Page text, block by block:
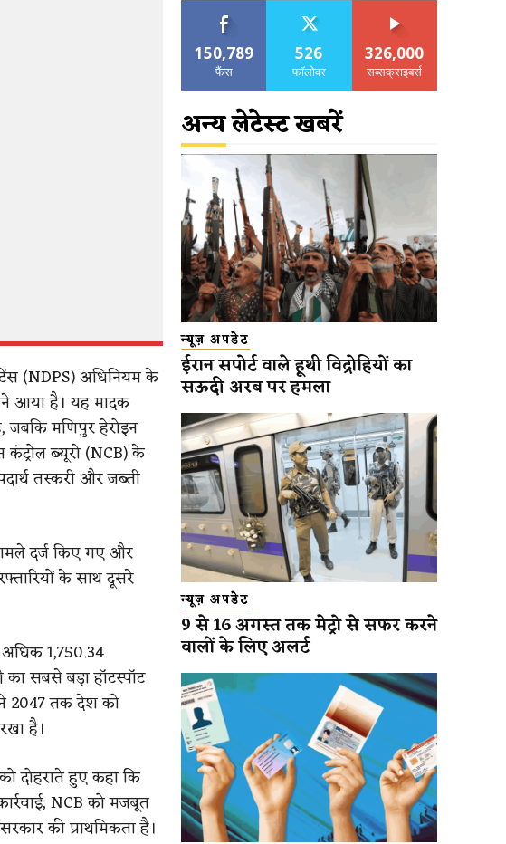
(NDPS) अधिनियम के
आया है। यह मादक
जबकि मणिपुर हेरोइन
ब्यूरो (NCB) के
तस्करी और जब्ती
दर्ज किए गए और
के साथ दूसरे
1,750.34
का सबसे बड़ा हॉटस्पॉट
2047 तक देश को
है।
दोहराते हुए कहा कि
NCB को मजबूत
की प्राथमिकता है।
150,789
फैंस
526
फॉलोवर
326,000
सब्सक्राइबर्स
अन्य लेटेस्ट खबरें
न्यूज़ अपडेट
ईरान सपोर्ट वाले हूथी विद्रोहियों का
सऊदी अरब पर हमला
न्यूज़ अपडेट
9 से 16 अगस्त तक मेट्रो से सफर करने
वालों के लिए अलर्ट